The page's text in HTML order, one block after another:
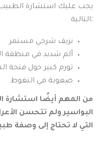
يجب عليك استشارة
التالية:
نزيف شرجي مستمر
ألم شديد في منطقة
تورم كبير حول فتحة
صعوبة في التغوط
من المهم أيضًا استشارة
البواسير ولم تتحسن
التي لا تحتاج إلى وصفة